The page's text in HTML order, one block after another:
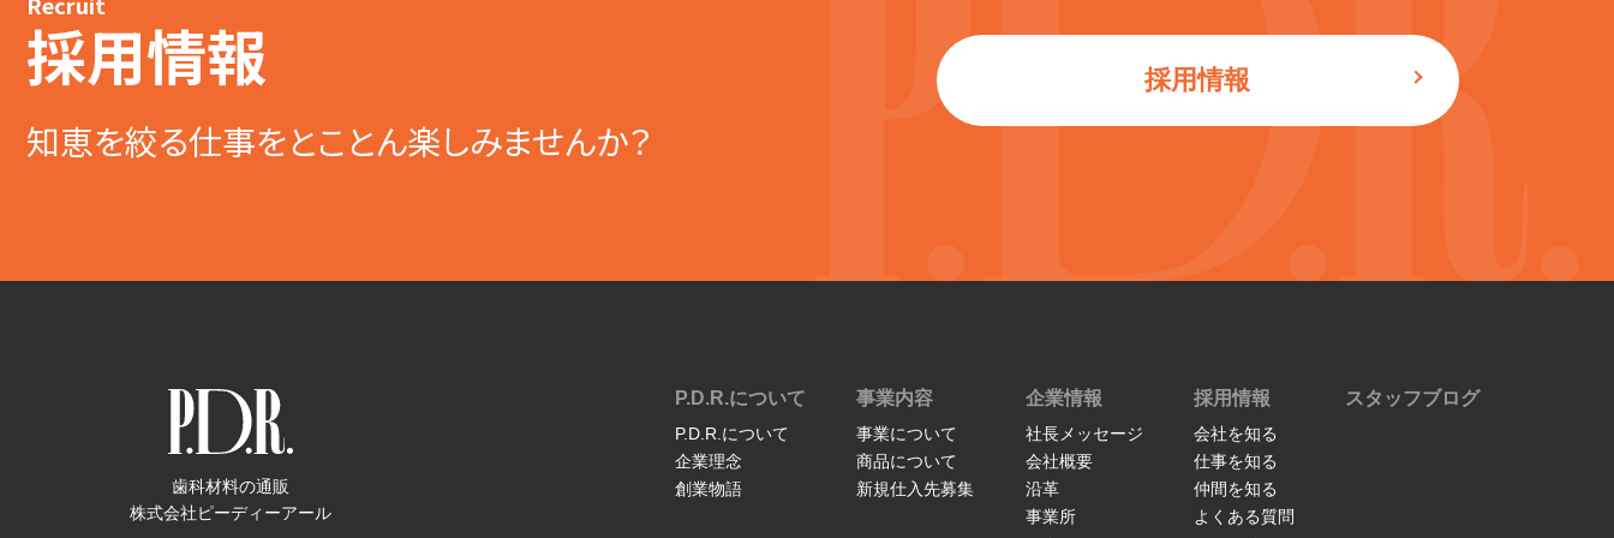
採用情報
知恵を絞る仕事をとことん楽しみませんか？
採用情報
歯科材料の通販
株式会社ピーディーアール
P.D.R.について
P.D.R.について
企業理念
創業物語
事業内容
事業について
商品について
新規仕入先募集
企業情報
社長メッセージ
会社概要
沿革
事業所
採用情報
会社を知る
仕事を知る
仲間を知る
よくある質問
スタッフブログ